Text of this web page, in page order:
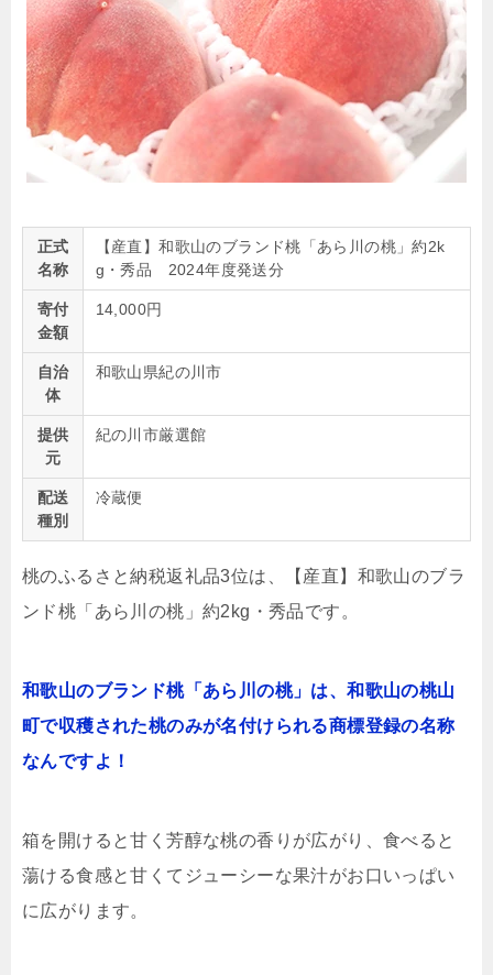
正式
名称
【産直】和歌山のブランド桃「あら川の桃」約2k
g・秀品 2024年度発送分
寄付
金額
14,000円
自治
体
和歌山県紀の川市
提供
元
紀の川市厳選館
配送
種別
冷蔵便
桃のふるさと納税返礼品3位は、【産直】和歌山のブラ
ンド桃「あら川の桃」約2kg・秀品です。
和歌山のブランド桃「あら川の桃」は、和歌山の桃山
町で収穫された桃のみが名付けられる商標登録の名称
なんですよ！
箱を開けると甘く芳醇な桃の香りが広がり、食べると
蕩ける食感と甘くてジューシーな果汁がお口いっぱい
に広がります。